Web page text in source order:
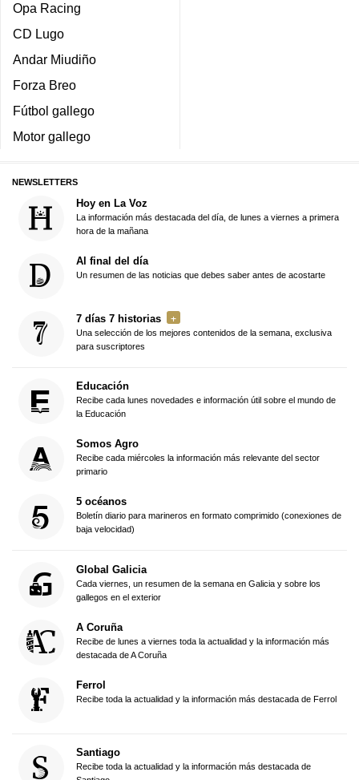
Opa Racing
CD Lugo
Andar Miudiño
Forza Breo
Fútbol gallego
Motor gallego
NEWSLETTERS
Hoy en La Voz
La información más destacada del día, de lunes a viernes a primera
hora de la mañana
Al final del día
Un resumen de las noticias que debes saber antes de acostarte
7 días 7 historias
Una selección de los mejores contenidos de la semana, exclusiva
para suscriptores
Educación
Recibe cada lunes novedades e información útil sobre el mundo de
la Educación
Somos Agro
Recibe cada miércoles la información más relevante del sector
primario
5 océanos
Boletín diario para marineros en formato comprimido (conexiones de
baja velocidad)
Global Galicia
Cada viernes, un resumen de la semana en Galicia y sobre los
gallegos en el exterior
A Coruña
Recibe de lunes a viernes toda la actualidad y la información más
destacada de A Coruña
Ferrol
Recibe toda la actualidad y la información más destacada de Ferrol
Santiago
Recibe toda la actualidad y la información más destacada de